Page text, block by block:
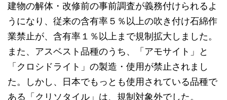
建物の解体・改修前の事前調査が義務付けられるよ
うになり、従来の含有率５％以上の吹き付け石綿作
業禁止が、含有率１％以上まで規制拡大しました。
また、アスベスト品種のうち、「アモサイト」と
「クロシドライト」の製造・使用が禁止されまし
た。しかし、日本でもっとも使用されている品種で
ある「クリソタイル」は、規制対象外でした。